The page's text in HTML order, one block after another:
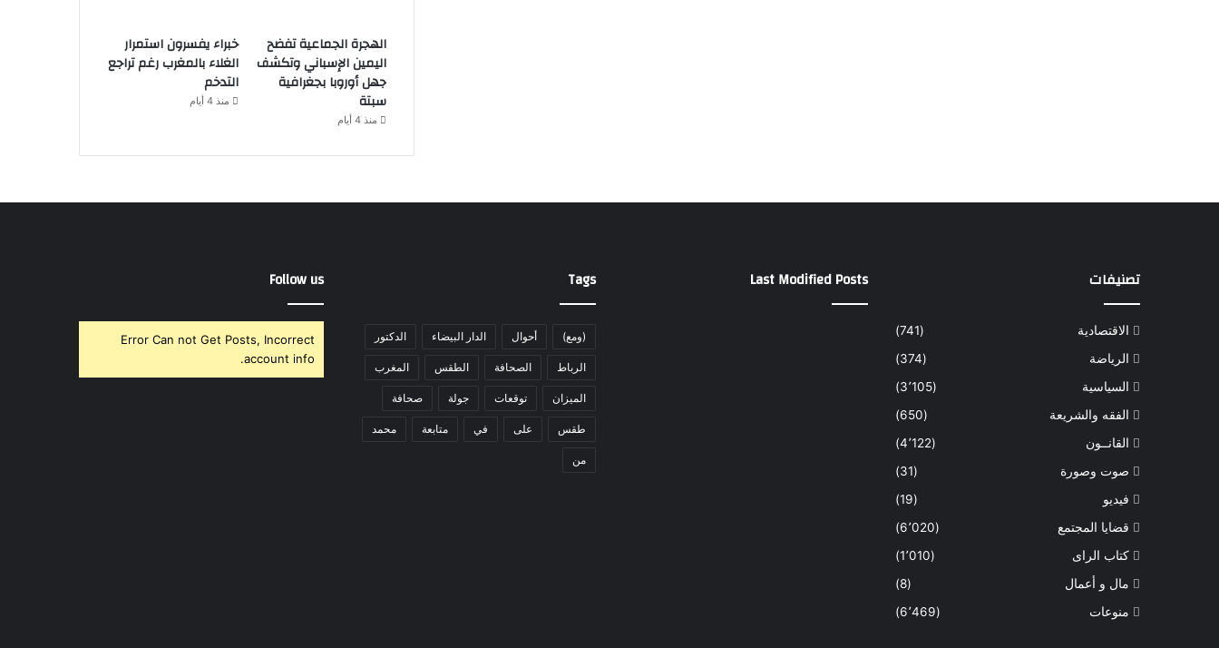
الهجرة الجماعية تفضح
اليمين الإسباني وتكشف
جهل أوروبا بجغرافية
سبتة
منذ 4 أيام
خبراء يفسرون استمرار
الغلاء بالمغرب رغم تراجع
التدخم
منذ 4 أيام
تصنيفات
الاقتصادية
(741)
الرياضة
(374)
السياسية
(3٬105)
الفقه والشريعة
(650)
القانــون
(4٬122)
صوت وصورة
(31)
فيديو
(19)
قضايا المجتمع
(6٬020)
كتاب الراى
(1٬010)
مال و أعمال
(8)
منوعات
(6٬469)
Last Modified Posts
Tags
(ومع) أحوال الدار البيضاء الدكتور
الرباط الصحافة الطقس المغرب
الميزان توقعات جولة صحافة
طقس على في متابعة محمد
من
Follow us
Error Can not Get Posts, Incorrect
account info.